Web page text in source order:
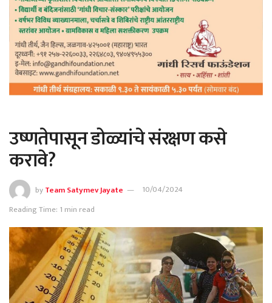
उष्णतेपासून डोळ्यांचे संरक्षण कसे
करावे?
byTeam Satymev Jayate
10/04/2024
Reading Time: 1 min read